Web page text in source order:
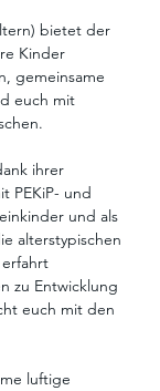
bietet der
Kinder
gemeinsame
euch mit
ihrer
PEKiP- und
und als
alterstypischen
zu Entwicklung
euch mit den
luftige